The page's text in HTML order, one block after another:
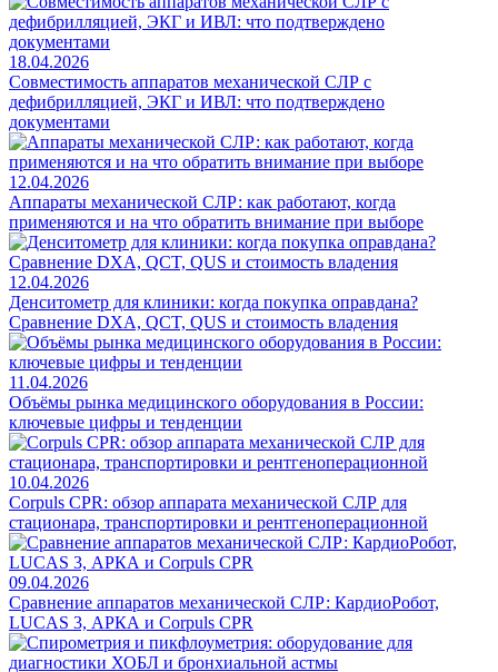
18.04.2026
Совместимость аппаратов механической СЛР с
дефибрилляцией, ЭКГ и ИВЛ: что подтверждено
документами
12.04.2026
Аппараты механической СЛР: как работают, когда
применяются и на что обратить внимание при выборе
12.04.2026
Денситометр для клиники: когда покупка оправдана?
Сравнение DXA, QCT, QUS и стоимость владения
11.04.2026
Объёмы рынка медицинского оборудования в России:
ключевые цифры и тенденции
10.04.2026
Corpuls CPR: обзор аппарата механической СЛР для
стационара, транспортировки и рентгеноперационной
09.04.2026
Сравнение аппаратов механической СЛР: КардиоРобот,
LUCAS 3, АРКА и Corpuls CPR